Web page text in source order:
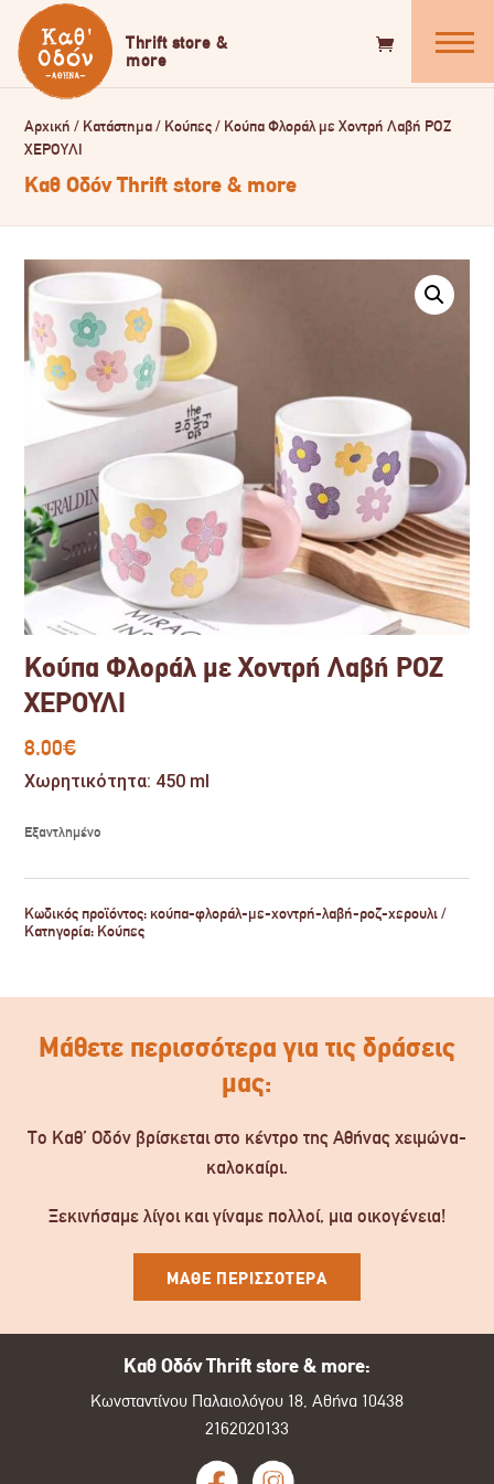
Αρχική / Κατάστημα/ Κούπες/ Κούπα Φλοράλ με Χοντρή Λαβή ΡΟΖ
ΧΕΡΟΥΛΙ
Καθ Οδόν Thrift store & more
Κούπα Φλοράλ με Χοντρή Λαβή ΡΟΖ
ΧΕΡΟΥΛΙ
8.00€
Χωρητικότητα: 450 ml
Εξαντλημένο
Κωδικός προϊόντος: κούπα-φλοράλ-με-χοντρή-λαβή-ροζ-χερουλι
Κατηγορία: Κούπες
Μάθετε περισσότερα για τις δράσεις
μας:
Το Καθ’ Οδόν βρίσκεται στο κέντρο της Αθήνας χειμώνα-
καλοκαίρι.
Ξεκινήσαμε λίγοι και γίναμε πολλοί, μια οικογένεια!
ΜΑΘΕ ΠΕΡΙΣΣΟΤΕΡΑ
Καθ Οδόν Thrift store & more:
Κωνσταντίνου Παλαιολόγου 18, Αθήνα 10438
2162020133